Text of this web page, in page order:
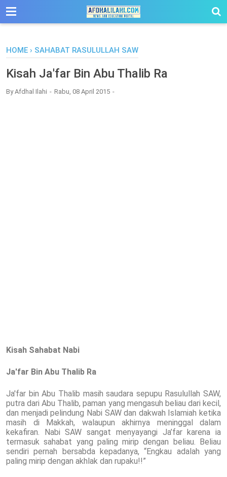
-->
HOME › SAHABAT RASULULLAH SAW
Kisah Ja'far Bin Abu Thalib Ra
ByAfdhal Ilahi Rabu, 08 April 2015
Kisah Sahabat Nabi
Ja'far Bin Abu Thalib Ra
Ja'far bin Abu Thalib masih saudara sepupu Rasulullah SAW,
putra dari Abu Thalib, paman yang mengasuh beliau dari kecil,
dan menjadi pelindung Nabi SAW dan dakwah Islamiah ketika
masih di Makkah, walaupun akhirnya meninggal dalam
kekafiran. Nabi SAW sangat menyayangi Ja’far karena ia
termasuk sahabat yang paling mirip dengan beliau. Beliau
sendiri pernah bersabda kepadanya, “Engkau adalah yang
paling mirip dengan akhlak dan rupaku!!”